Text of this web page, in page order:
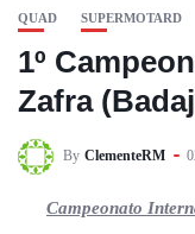
QUAD SUPERMOTARD
1º
Zafra
By ClementeRM
Campeonato